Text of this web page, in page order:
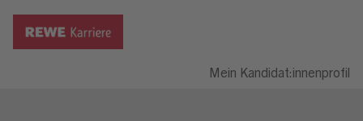
Mein Kandidat:innenprofil